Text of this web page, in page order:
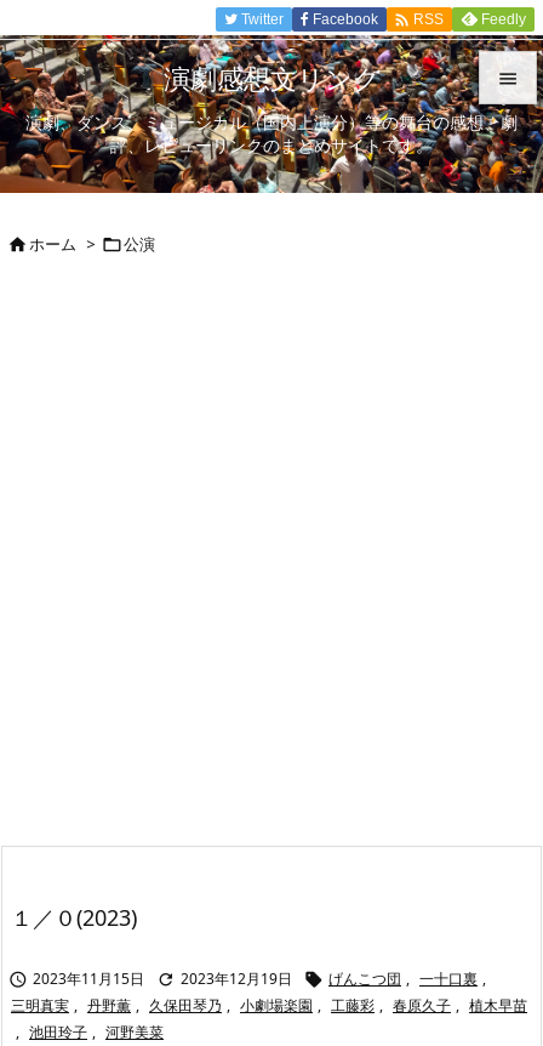


メニュ

Twitter Facebook  RSS Feedly
演劇感想文リンク
演劇、ダンス、ミュージカル（国内上演分）等の舞台の感想、劇
評、レビューリンクのまとめサイトです。
ホーム > 公演
１／０(2023)
 2023年11月15日  2023年12月19日  げんこつ団 , 一十口裏 ,
三明真実 , 丹野薫 , 久保田琴乃 , 小劇場楽園 , 工藤彩 , 春原久子 , 植木早苗
, 池田玲子 , 河野美菜